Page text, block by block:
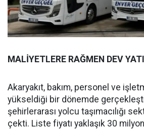
MALİYETLERE RAĞMEN DEV
Akaryakıt, bakım, personel ve
yükseldiği bir dönemde
şehirlerarası yolcu taşımacılığı
çekti. Liste fiyatı yaklaşık 30